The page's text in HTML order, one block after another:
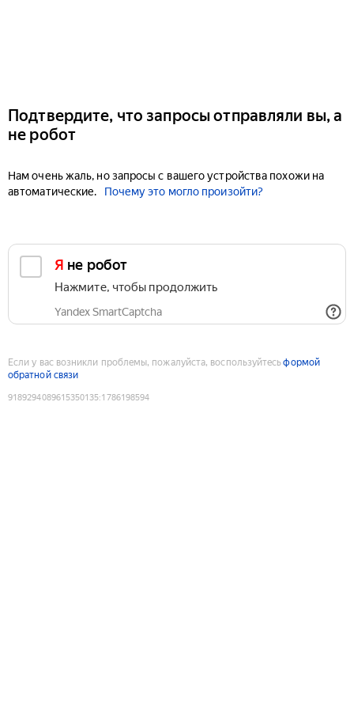
Подтвердите, что запросы отправляли вы, а
не робот
Нам очень жаль, но запросы с вашего устройства похожи на
автоматические.
Почему это могло произойти?
Я не робот
Нажмите, чтобы продолжить
Yandex SmartCaptcha
Если у вас возникли проблемы, пожалуйста, воспользуйтесьформой
обратной связи
9189294089615350135:1786198594